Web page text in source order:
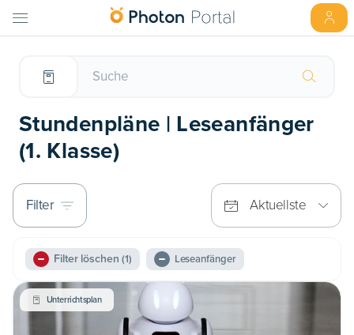
Stundenpläne | Leseanfänger
(1. Klasse)
Filter Aktuellste
Filter löschen (1) Leseanfänger
Unterrichtsplan